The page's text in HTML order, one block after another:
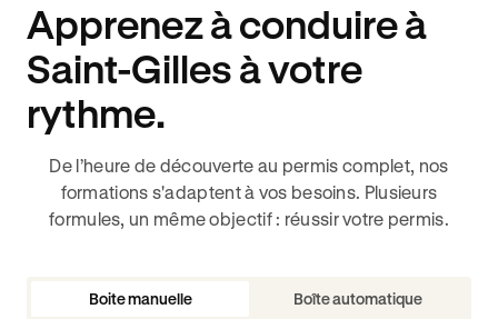
Apprenez à conduire à
Saint-Gilles à votre
rythme.
De l’heure de découverte au permis complet, nos
formations s'adaptent à vos besoins. Plusieurs
formules, un même objectif : réussir votre permis.
Boite manuelle Boîte automatique